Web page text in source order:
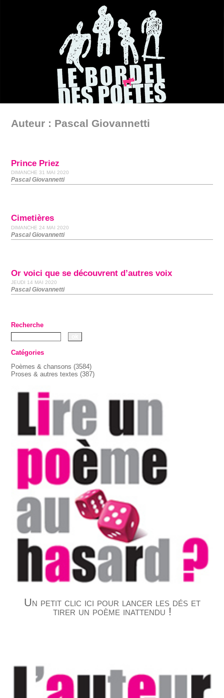
Auteur : Pascal Giovannetti
Prince Priez
DIMANCHE 31 MAI 2020
Pascal Giovannetti
Cimetières
DIMANCHE 24 MAI 2020
Pascal Giovannetti
Or voici que se découvrent d’autres voix
JEUDI 14 MAI 2020
Pascal Giovannetti
Recherche
Catégories
Poèmes & chansons (3584)
Proses & autres textes (387)
Un petit clic ici pour lancer les dés et
tirer un poème inattendu !